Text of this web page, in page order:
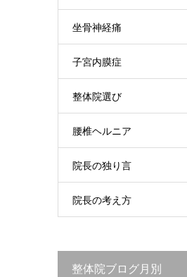
坐骨神経痛
子宮内膜症
整体院選び
腰椎ヘルニア
院長の独り言
院長の考え方
整体院ブログ月別